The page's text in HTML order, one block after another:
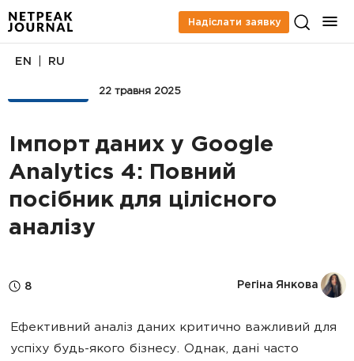
Надіслати заявку
22 травня 2025
EN RU
Імпорт даних у Google
Analytics 4: Повний
посібник для цілісного
аналізу
8 Регіна Янкова
Ефективний аналіз даних критично важливий для
успіху будь-якого бізнесу. Однак, дані часто